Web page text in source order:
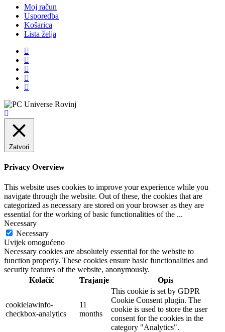
Moj račun
Usporedba
Košarica
Lista želja
Zatvori
Privacy Overview
This website uses cookies to improve your experience while you
navigate through the website. Out of these, the cookies that are
categorized as necessary are stored on your browser as they are
essential for the working of basic functionalities of the ...
Necessary
Necessary
Uvijek omogućeno
Necessary cookies are absolutely essential for the website to
function properly. These cookies ensure basic functionalities and
security features of the website, anonymously.
Kolačić
Trajanje Opis
cookielawinfo-
checkbox-analytics
11
months
This cookie is set by GDPR
Cookie Consent plugin. The
cookie is used to store the user
consent for the cookies in the
category "Analytics".